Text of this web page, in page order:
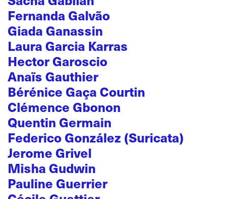
Fernanda Galvão
Giada Ganassin
Laura Garcia Karras
Hector Garoscio
Anaïs Gauthier
Bérénice Gaça Courtin
Clémence Gbonon
Quentin Germain
Federico González (Suricata)
Jerome Grivel
Misha Gudwin
Pauline Guerrier